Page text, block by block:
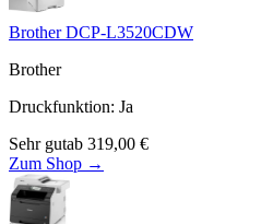
Brother DCP-L3520CDW
Brother
Druckfunktion: Ja
Sehr gutab 319,00 €
Zum Shop →